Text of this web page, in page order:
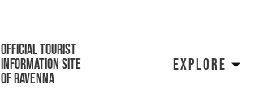
OFFICIAL TOURIST
INFORMATION SITE
OF RAVENNA
EXPLORE